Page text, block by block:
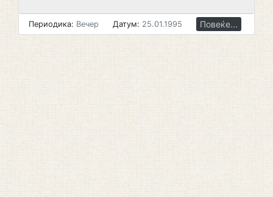
Периодика: Вечер Датум: 25.01.1995 Повеќе...